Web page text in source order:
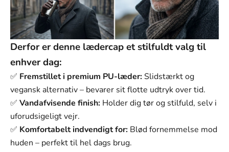
Derfor er denne lædercap et stilfuldt valg til
enhver dag:
✅ Fremstillet i premium PU-læder:Slidstærkt og
vegansk alternativ – bevarer sit flotte udtryk over tid.
✅ Vandafvisende finish: Holder dig tør og stilfuld, selv i
uforudsigeligt vejr.
✅ Komfortabelt indvendigt for: Blød fornemmelse mod
huden – perfekt til hel dags brug.